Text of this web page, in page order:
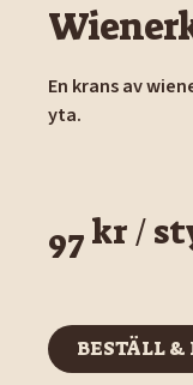
En krans av
yta.
97kr /
BESTÄLL